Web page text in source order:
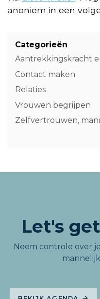
anoniem in een
Categorieën
Aantrekkingskracht
Contact maken
Relaties
Vrouwen begrijpen
Zelfvertrouwen,
Let's
Neem controle over